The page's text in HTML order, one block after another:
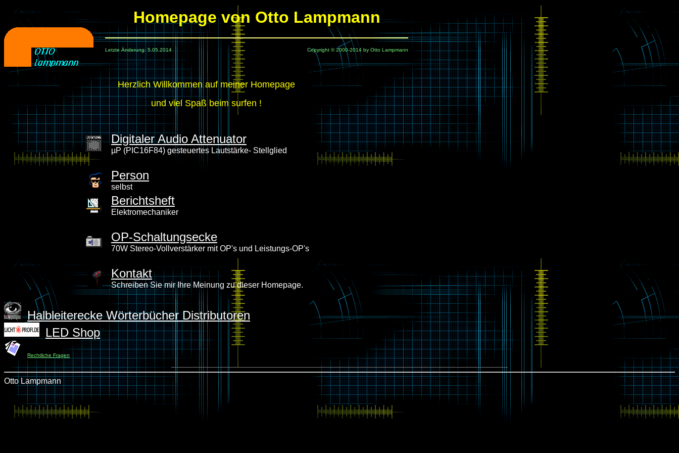
Design by
Holger Heinemann
Homepage von Otto Lampmann
Letzte Änderung: 5.05.2014 Copyright © 2000-2014 by Otto Lampmann
Herzlich Willkommen auf meiner Homepage
und viel Spaß beim surfen !
Digitaler Audio Attenuator
µP (PIC16F84) gesteuertes Lautstärke- Stellglied
Person
selbst
Berichtsheft
Elektromechaniker
OP-Schaltungsecke
70W Stereo-Vollverstärker mit OP's und Leistungs-OP's
Kontakt
Schreiben Sie mir Ihre Meinung zu dieser Homepage.
Halbleiterecke Wörterbücher Distributoren
LED Shop
Rechtliche Fragen
Otto Lampmann